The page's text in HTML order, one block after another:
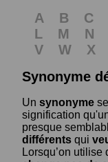
A B C
L
M N
V
W X
Synonyme
Un synonyme
signification
presque
différents qui
Lorsqu’on utilise